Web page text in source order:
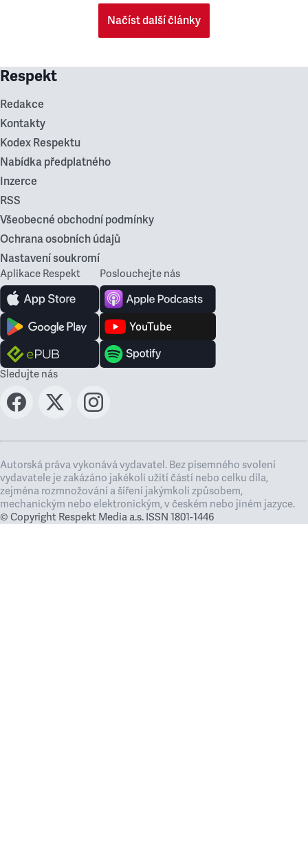
Načíst další články
Respekt
Redakce
Kontakty
Kodex Respektu
Nabídka předplatného
Inzerce
RSS
Všeobecné obchodní podmínky
Ochrana osobních údajů
Nastavení soukromí
Aplikace Respekt Poslouchejte nás
Sledujte nás
Autorská práva vykonává vydavatel. Bez písemného svolení
vydavatele je zakázáno jakékoli užití částí nebo celku díla,
zejména rozmnožování a šíření jakýmkoli způsobem,
mechanickým nebo elektronickým, v českém nebo jiném jazyce.
© Copyright Respekt Media a.s. ISSN 1801-1446